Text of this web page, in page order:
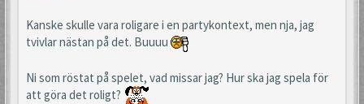
Kanske skulle vara roligare i en partykontext, men nja, jag
tvivlar nästan på det. Buuuu
Ni som röstat på spelet, vad missar jag? Hur ska jag spela för
att göra det roligt?